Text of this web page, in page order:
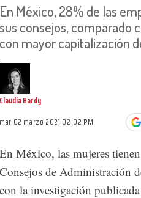
En México, 28% de las
sus consejos, comparado
con mayor capitalización
Claudia Hardy
mar 02 marzo 2021 02:02 PM
En México, las mujeres
Consejos de Administración
con la investigación